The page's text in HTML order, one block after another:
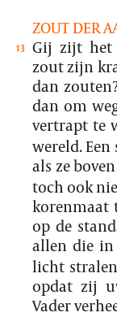
ZOUT DER
13 Gij zijt het
zout zijn
dan
dan om
vertrapt te
wereld.
als ze
toch ook
korenmaat
op de
allen die
licht
opdat zij
Vader